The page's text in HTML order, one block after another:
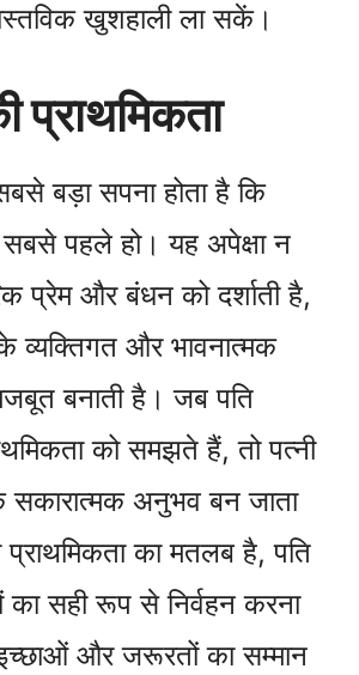
खुशहाली ला सकें।
प्राथमिकता
बड़ा सपना होता है कि
सबसे पहले हो। यह अपेक्षा न
प्रेम और बंधन को दर्शाती है,
व्यक्तिगत और भावनात्मक
बनाती है। जब पति
को समझते हैं, तो पत्नी
अनुभव बन जाता
प्राथमिकता का मतलब है, पति
का सही रूप से निर्वहन करना
और जरूरतों का सम्मान